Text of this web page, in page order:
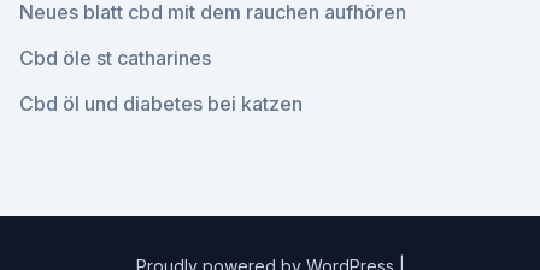
Neues blatt cbd mit dem rauchen aufhören
Cbd öle st catharines
Cbd öl und diabetes bei katzen
Proudly powered by WordPress